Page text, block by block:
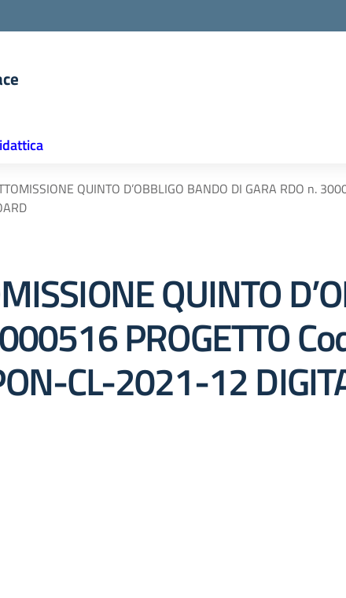
QUINTO D’OBBLIGO BANDO DI GARA RDO n.
QUINTO
PROGETTO
CL-2021-12